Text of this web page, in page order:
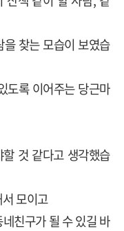
찾는 모습이 보였습
도록 이어주는 당근마
것 같다고 생각했습
모이고
친구가 될 수 있길 바